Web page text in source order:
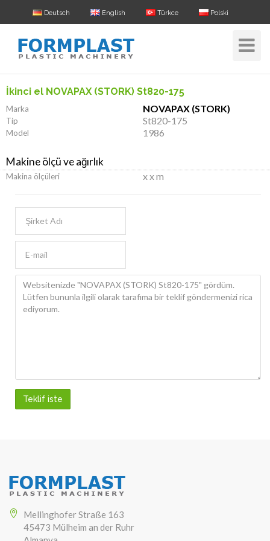
Deutsch English Türkce Polski
Toggle
İkinci el NOVAPAX (STORK) St820-175
Marka NOVAPAX (STORK)
Tip St820-175
Model 1986
Makine ölçü ve ağırlık
Makina ölçüleri x x m
Teklif iste
Mellinghofer Straße 163
45473 Mülheim an der Ruhr